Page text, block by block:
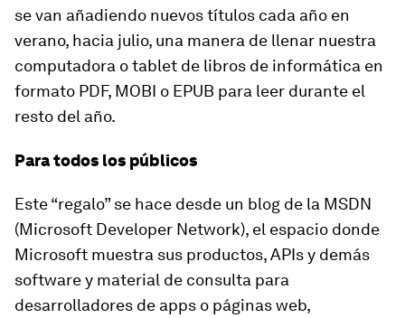
se van añadiendo nuevos títulos cada año en
verano, hacia julio, una manera de llenar nuestra
computadora o tablet de libros de informática en
formato PDF, MOBI o EPUB para leer durante el
resto del año.
Para todos los públicos
Este “regalo” se hace desde un blog de la MSDN
(Microsoft Developer Network), el espacio donde
Microsoft muestra sus productos, APIs y demás
software y material de consulta para
desarrolladores de apps o páginas web,